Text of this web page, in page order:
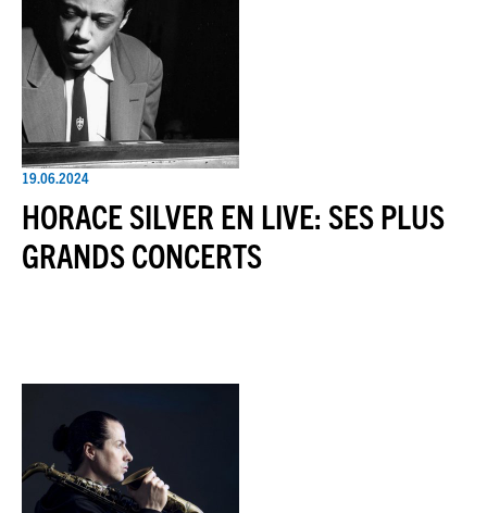
19.06.2024
HORACE SILVER EN LIVE: SES PLUS
GRANDS CONCERTS